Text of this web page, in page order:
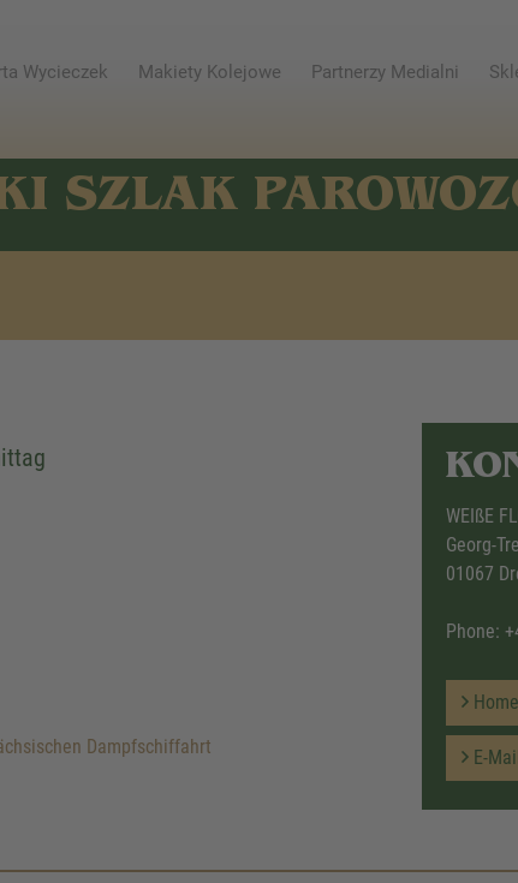
Wycieczek Makiety Kolejowe Partnerzy Medialni
SZLAK
Dampfschiffahrt
WEIßE
Georg-
01067
Phone:
E-